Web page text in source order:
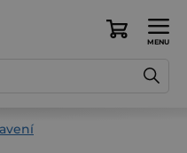
Nákupní